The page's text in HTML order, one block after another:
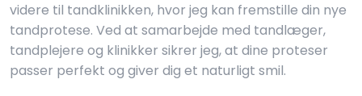
videre til tandklinikken, hvor jeg kan fremstille din nye
tandprotese. Ved at samarbejde med tandlæger,
tandplejere og klinikker sikrer jeg, at dine proteser
passer perfekt og giver dig et naturligt smil.